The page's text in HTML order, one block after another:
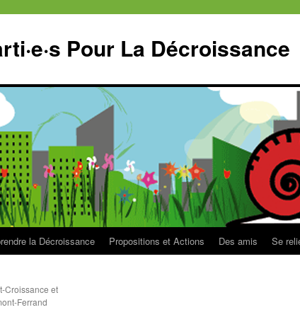
Pour La Décroissance
la Décroissance Propositions et Actions Des amis Se
Croissance et
Ferrand